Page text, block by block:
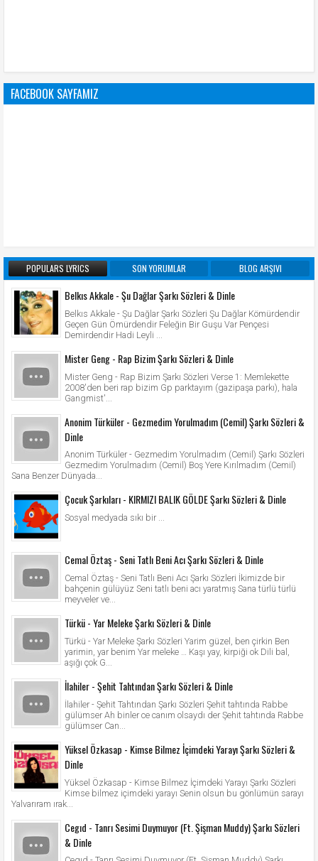
FACEBOOK SAYFAMIZ
POPULARS LYRICS SON YORUMLAR BLOG ARŞIVI
Belkıs Akkale - Şu Dağlar Şarkı Sözleri & Dinle
Belkıs Akkale - Şu Dağlar Şarkı Sözleri Şu Dağlar Kömürdendir
Geçen Gün Ömürdendir Feleğin Bir Guşu Var Pençesi
Demirdendir Hadi Leyli ...
Mister Geng - Rap Bizim Şarkı Sözleri & Dinle
Mister Geng - Rap Bizim Şarkı Sözleri Verse 1: Memlekette
2008'den beri rap bizim Gp parktayım (gazipaşa parkı), hala
Gangmist'...
Anonim Türküler - Gezmedim Yorulmadım (Cemil) Şarkı Sözleri &
Dinle
Anonim Türküler - Gezmedim Yorulmadım (Cemil) Şarkı Sözleri
Gezmedim Yorulmadım (Cemil) Boş Yere Kırılmadım (Cemil)
Sana Benzer Dünyada...
Çocuk Şarkıları - KIRMIZI BALIK GÖLDE Şarkı Sözleri & Dinle
Sosyal medyada sıkı bir ...
Cemal Öztaş - Seni Tatlı Beni Acı Şarkı Sözleri & Dinle
Cemal Öztaş - Seni Tatlı Beni Acı Şarkı Sözleri İkimizde bir
bahçenin gülüyüz Seni tatlı beni acı yaratmış Sana türlü türlü
meyveler ve...
Türkü - Yar Meleke Şarkı Sözleri & Dinle
Türkü - Yar Meleke Şarkı Sözleri Yarim güzel, ben çirkin Ben
yarimin, yar benim Yar meleke … Kaşı yay, kirpiği ok Dili bal,
aşığı çok G...
İlahiler - Şehit Tahtından Şarkı Sözleri & Dinle
İlahiler - Şehit Tahtından Şarkı Sözleri Şehit tahtında Rabbe
gülümser Ah binler ce canım olsaydı der Şehit tahtında Rabbe
gülümser Can...
Yüksel Özkasap - Kimse Bilmez İçimdeki Yarayı Şarkı Sözleri &
Dinle
Yüksel Özkasap - Kimse Bilmez İçimdeki Yarayı Şarkı Sözleri
Kimse bilmez içimdeki yarayı Senin olsun bu gönlümün sarayı
Yalvarıram ırak...
Cegıd - Tanrı Sesimi Duymuyor (Ft. Şişman Muddy) Şarkı Sözleri
& Dinle